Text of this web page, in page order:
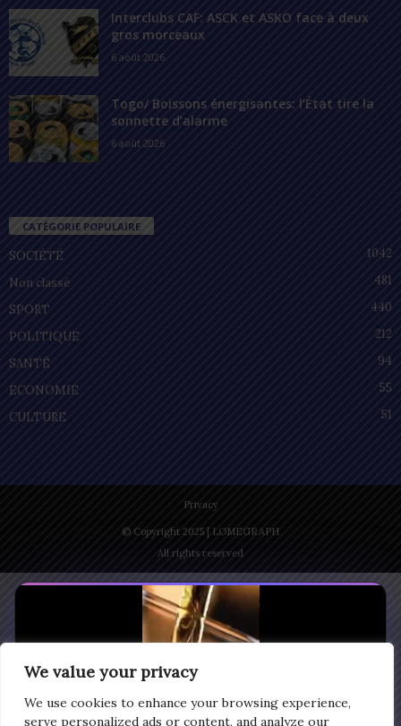
We value your privacy
We use cookies to enhance your browsing experience,
serve personalized ads or content, and analyze our
Interclubs CAF: ASCK et ASKO face à deux
gros morceaux
6 août 2026
Togo/ Boissons énergisantes: l’État tire la
sonnette d’alarme
6 août 2026
CATÉGORIE POPULAIRE
SOCIÉTÉ
1042
Non classé
481
SPORT
440
POLITIQUE
212
SANTÉ
94
ECONOMIE
55
CULTURE
51
Privacy
© Copyright 2025 | LOMEGRAPH
All rights reserved